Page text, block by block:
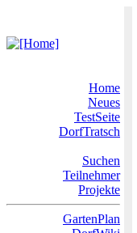
Home
Neues
TestSeite
DorfTratsch
Suchen
Teilnehmer
Projekte
GartenPlan